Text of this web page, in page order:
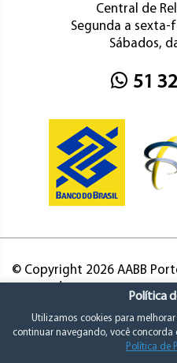
Central de
Segunda a sexta-
Sábados,
51
© Copyright 2026 AABB
Política
Utilizamos cookies para
continuar navegando, você concorda
Política de